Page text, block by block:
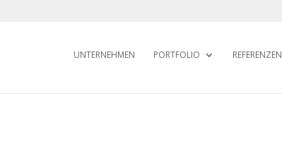
UNTERNEHMEN PORTFOLIO REFERENZEN